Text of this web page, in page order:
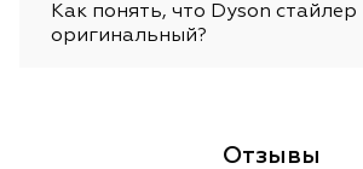
Как понять, что Dyson стайлер
оригинальный?
Отзывы